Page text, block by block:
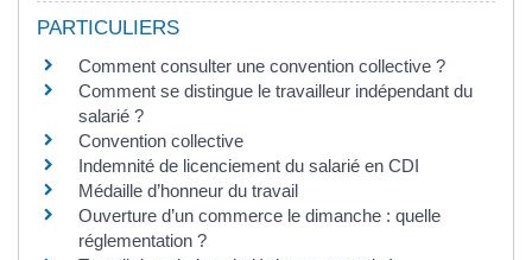
PARTICULIERS
Comment consulter une convention collective ?
Comment se distingue le travailleur indépendant du
salarié ?
Convention collective
Indemnité de licenciement du salarié en CDI
Médaille d’honneur du travail
Ouverture d’un commerce le dimanche : quelle
réglementation ?